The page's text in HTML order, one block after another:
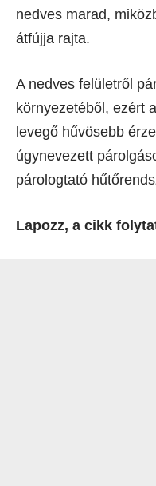
nedves marad,
átfújja rajta.
A nedves felületről
környezetéből, ezért
levegő hűvösebb
úgynevezett
párologtató
Lapozz, a cikk